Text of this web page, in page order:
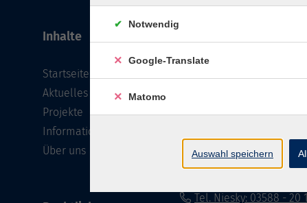
Inhalte
Startseite
Aktuelles
Projekte
Informationen
Über uns
info@vhs-dle.de
Tel. Zittau: 03585 - 41 77
Tel. Niesky: 03588 - 20
Notwendig
Google-Translate
Matomo
Auswahl speichern